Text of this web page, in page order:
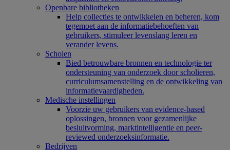
Openbare bibliotheken
Help collecties te ontwikkelen en beheren, kom
tegemoet aan de informatiebehoeften van
gebruikers, stimuleer levenslang leren en
verander levens.
Scholen
Bied betrouwbare bronnen en technologie ter
ondersteuning van onderzoek door scholieren,
curriculumsamenstelling en de ontwikkeling van
informatievaardigheden.
Medische instellingen
Voorzie uw gebruikers van evidence-based
oplossingen, bronnen voor gezamenlijke
besluitvorming, marktintelligentie en peer-
reviewed onderzoeksinformatie.
Bedrijven